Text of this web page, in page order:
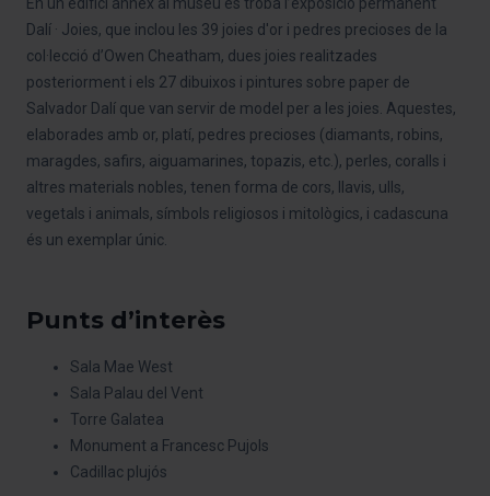
Dalí · Joies, que inclou les 39 joies d'or i pedres precioses de la
col·lecció d’Owen Cheatham, dues joies realitzades
posteriorment i els 27 dibuixos i pintures sobre paper de
Salvador Dalí que van servir de model per a les joies. Aquestes,
elaborades amb or, platí, pedres precioses (diamants, robins,
maragdes, safirs, aiguamarines, topazis, etc.), perles, coralls i
altres materials nobles, tenen forma de cors, llavis, ulls,
vegetals i animals, símbols religiosos i mitològics, i cadascuna
és un exemplar únic.
Punts d’interès
Sala Mae West
Sala Palau del Vent
Torre Galatea
Monument a Francesc Pujols
Cadillac plujós